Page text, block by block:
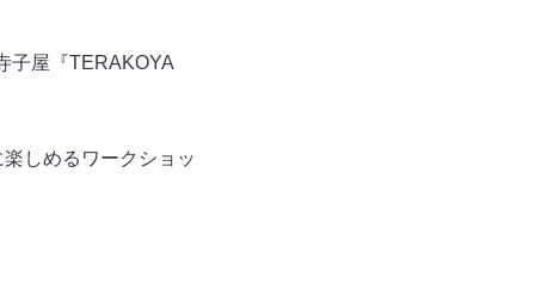
子屋『TERAKOYA
しめるワークショッ